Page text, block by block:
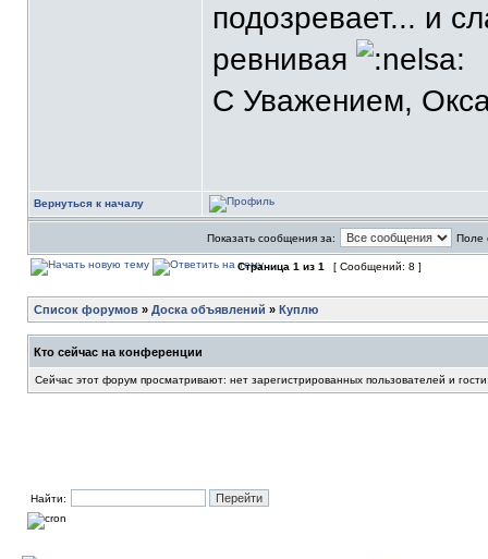
подозревает... и
ревнивая
С Уважением,
Вернуться к началу
Показать сообщения за: Поле
Страница 1 из 1 [ Сообщений: 8 ]
Список форумов » Доска объявлений » Куплю
Кто сейчас на конференции
Сейчас этот форум просматривают: нет зарегистрированных пользователей и
Найти: